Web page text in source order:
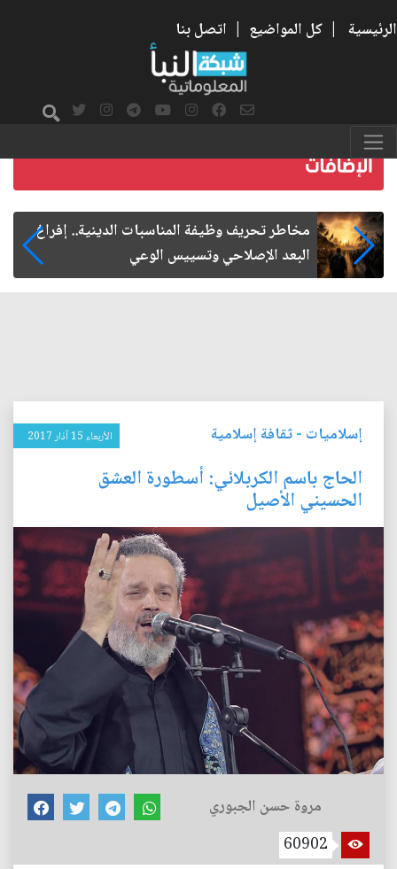
الرئيسية | كل المواضيع | اتصل بنا
زيارة الأربعين.. من الفاعلية المجتمعية إلى المواطنة
الفاعلة
إسلاميات -ثقافة إسلامية الأربعاء 15 آذار 2017
الحاج باسم الكربلائي: أسطورة العشق
الحسيني الأصيل
مروة حسن الجبوري
60902